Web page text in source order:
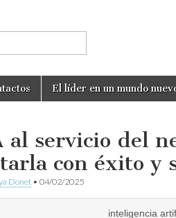
El líder en un mundo
al servicio del
con éxito y
Donet • 04/02/2025